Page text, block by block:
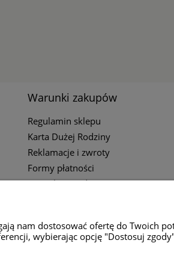
Warunki zakupów
Regulamin sklepu
Karta Dużej Rodziny
Reklamacje i zwroty
Formy płatności
Czas i koszty dostawy
nam dostosować ofertę do Twoich
wybierając opcję "Dostosuj